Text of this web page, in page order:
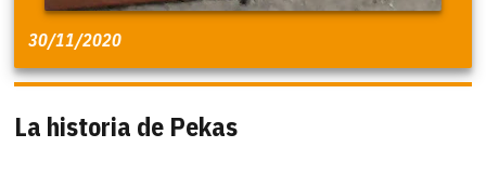
30/11/2020
La historia de Pekas